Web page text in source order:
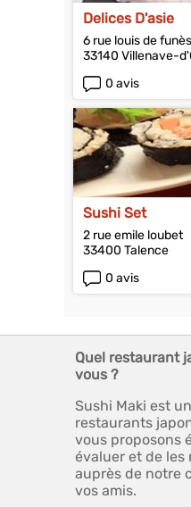
Delices D'asie
6 rue louis de funès
33140 Villenave-
0 avis
Sushi Set
2 rue emile loubet
33400 Talence
0 avis
Quel restaurant
vous ?
Sushi Maki est
restaurants
vous proposons
évaluer et de les
auprès de notre
vos amis.